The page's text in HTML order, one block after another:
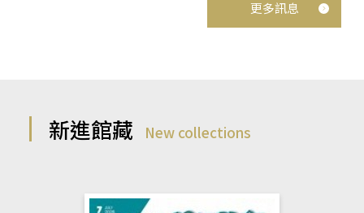
更多訊息
新進館藏 New collections